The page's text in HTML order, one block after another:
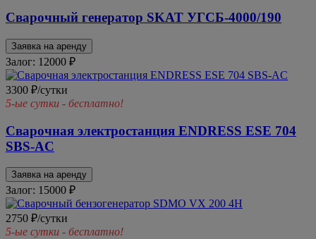
Сварочный генератор SKAT УГСБ-4000/190
Заявка на аренду
Залог: 12000 ₽
3300 ₽/сутки
5-ые сутки - бесплатно!
Сварочная электростанция ENDRESS ESE 704
SBS-AC
Заявка на аренду
Залог: 15000 ₽
2750 ₽/сутки
5-ые сутки - бесплатно!